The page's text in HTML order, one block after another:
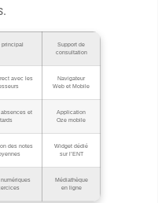
principal
Support de
consultation
avec les
Navigateur
Web et Mobile
et
Application
Oze mobile
des notes
Widget dédié
sur l’ENT
Médiathèque
en ligne